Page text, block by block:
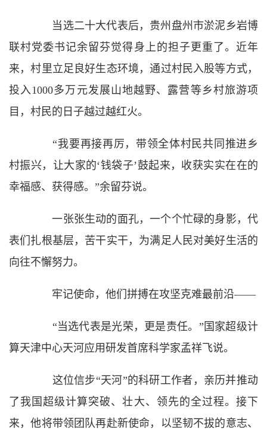
当选二十大代表后，贵州盘州市淤泥乡岩博
联村党委书记余留芬觉得身上的担子更重了。近年
来，村里立足良好生态环境，通过村民入股等方式，
投入1000多万元发展山地越野、露营等乡村旅游项
目，村民的日子越过越红火。
“我要再接再厉，带领全体村民共同推进乡
村振兴，让大家的‘钱袋子’鼓起来，收获实实在在的
幸福感、获得感。”余留芬说。
一张张生动的面孔，一个个忙碌的身影，代
表们扎根基层，苦干实干，为满足人民对美好生活的
向往不懈努力。
牢记使命，他们拼搏在攻坚克难最前沿——
“当选代表是光荣，更是责任。”国家超级计
算天津中心天河应用研发首席科学家孟祥飞说。
这位信步“天河”的科研工作者，亲历并推动
了我国超级计算突破、壮大、领先的全过程。接下
来，他将带领团队再赴新使命，以坚韧不拔的意志、